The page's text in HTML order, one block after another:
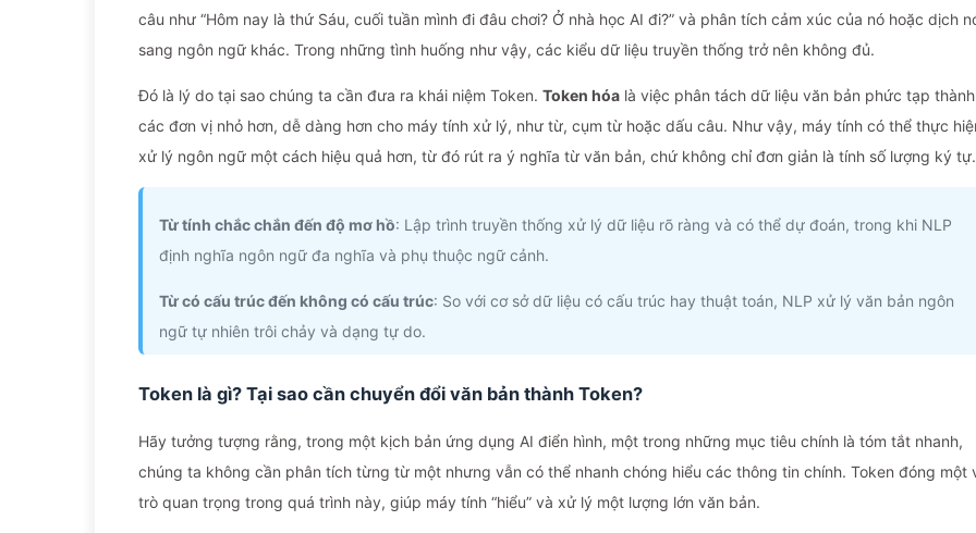
câu như “Hôm nay là thứ Sáu, cuối tuần mình đi đâu chơi? Ở nhà học AI đi?” và phân tích cảm xúc của nó hoặc dịch
sang ngôn ngữ khác. Trong những tình huống như vậy, các kiểu dữ liệu truyền thống trở nên không đủ.
Đó là lý do tại sao chúng ta cần đưa ra khái niệm Token. Token hóa là việc phân tách dữ liệu văn bản phức tạp thành
các đơn vị nhỏ hơn, dễ dàng hơn cho máy tính xử lý, như từ, cụm từ hoặc dấu câu. Như vậy, máy tính có thể thực
xử lý ngôn ngữ một cách hiệu quả hơn, từ đó rút ra ý nghĩa từ văn bản, chứ không chỉ đơn giản là tính số lượng ký tự.
Từ tính chắc chắn đến độ mơ hồ: Lập trình truyền thống xử lý dữ liệu rõ ràng và có thể dự đoán, trong khi NLP
định nghĩa ngôn ngữ đa nghĩa và phụ thuộc ngữ cảnh.
Từ có cấu trúc đến không có cấu trúc: So với cơ sở dữ liệu có cấu trúc hay thuật toán, NLP xử lý văn bản ngôn
ngữ tự nhiên trôi chảy và dạng tự do.
Token là gì? Tại sao cần chuyển đổi văn bản thành Token?
Hãy tưởng tượng rằng, trong một kịch bản ứng dụng AI điển hình, một trong những mục tiêu chính là tóm tắt nhanh,
chúng ta không cần phân tích từng từ một nhưng vẫn có thể nhanh chóng hiểu các thông tin chính. Token đóng một
trò quan trọng trong quá trình này, giúp máy tính “hiểu” và xử lý một lượng lớn văn bản.